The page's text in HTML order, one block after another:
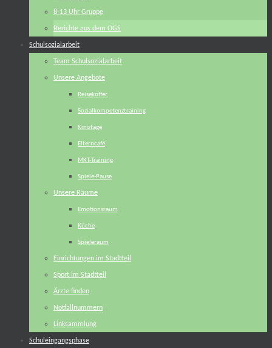
8-13 Uhr Gruppe
Berichte aus dem OGS
Schulsozialarbeit
Team Schulsozialarbeit
Unsere Angebote
Reisekoffer
Sozialkompetenztraining
Kinotage
Elterncafé
MKT-Training
Spiele-Pause
Unsere Räume
Emotionsraum
Küche
Spieleraum
Einrichtungen im Stadtteil
Sport im Stadtteil
Ärzte finden
Notfallnummern
Linksammlung
Schuleingangsphase